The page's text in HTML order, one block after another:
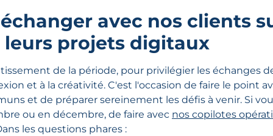
avec nos clients
projets digitaux
de la période, pour privilégier les échanges
et à la créativité. C'est l'occasion de faire le point
et de préparer sereinement les défis à venir. Si
ou en décembre, de faire avec nos copilotes
les questions phares :